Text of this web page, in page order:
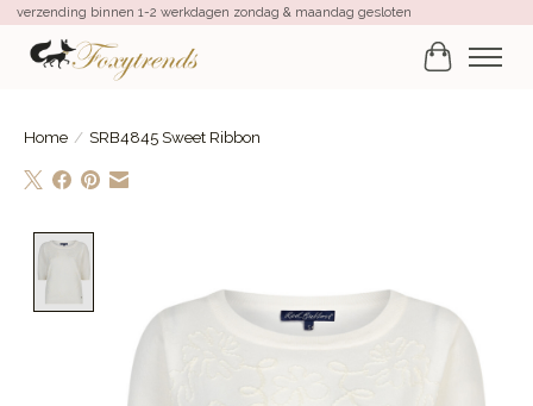
verzending binnen 1-2 werkdagen zondag & maandag gesloten
Home / SRB4845 Sweet Ribbon